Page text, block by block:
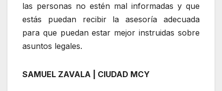
las personas no estén mal informadas y que
estás puedan recibir la asesoría adecuada
para que puedan estar mejor instruidas sobre
asuntos legales.
SAMUEL ZAVALA | CIUDAD MCY